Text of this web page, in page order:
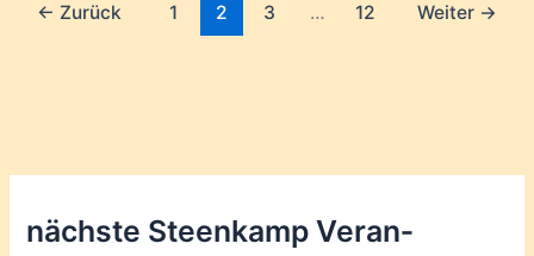
← Zurück 1 2 3 … 12 Weiter →
nächste Steenkamp Veran­